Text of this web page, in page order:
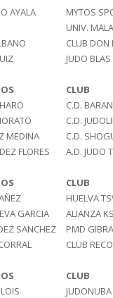
AYALA
MYTOS
UNIV.
CLUB DON
JUDO
CLUB
C.D.
C.D.
MEDINA
C.D.
FLORES
A.D. JUDO
CLUB
HUELVA
GARCIA
ALIANZA
SANCHEZ
PMD
CLUB
CLUB
JUDONUBA